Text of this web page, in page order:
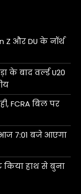
और DU के नॉर्थ
के बाद वर्ल्ड U20
FCRA बिल पर
आज 7:01 बजे आएगा
किया हाथ से बुना